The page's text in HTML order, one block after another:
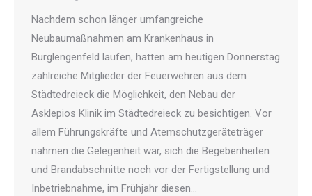
Nachdem schon länger umfangreiche
Neubaumaßnahmen am Krankenhaus in
Burglengenfeld laufen, hatten am heutigen Donnerstag
zahlreiche Mitglieder der Feuerwehren aus dem
Städtedreieck die Möglichkeit, den Nebau der
Asklepios Klinik im Städtedreieck zu besichtigen. Vor
allem Führungskräfte und Atemschutzgeräteträger
nahmen die Gelegenheit war, sich die Begebenheiten
und Brandabschnitte noch vor der Fertigstellung und
Inbetriebnahme, im Frühjahr diesen…